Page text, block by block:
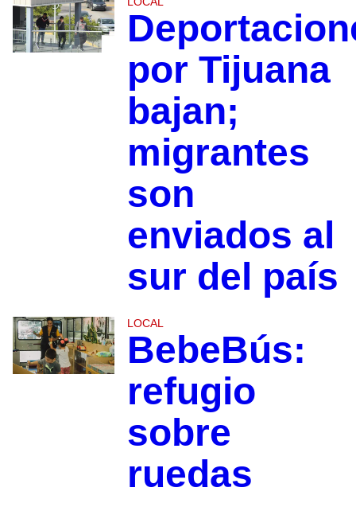
por Tijuana
bajan;
migrantes
son
enviados al
sur del país
LOCAL
BebeBús:
refugio
sobre
ruedas